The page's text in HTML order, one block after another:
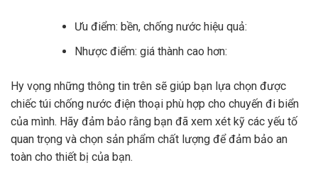
Ưu điểm: bền, chống nước hiệu quả:
Nhược điểm: giá thành cao hơn:
Hy vọng những thông tin trên sẽ giúp bạn lựa chọn được
chiếc túi chống nước điện thoại phù hợp cho chuyến đi biển
của mình. Hãy đảm bảo rằng bạn đã xem xét kỹ các yếu tố
quan trọng và chọn sản phẩm chất lượng để đảm bảo an
toàn cho thiết bị của bạn.